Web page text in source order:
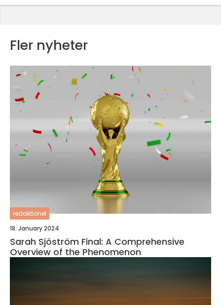
Fler nyheter
redaktionel
18. January 2024
Sarah Sjöström Final: A Comprehensive
Overview of the Phenomenon